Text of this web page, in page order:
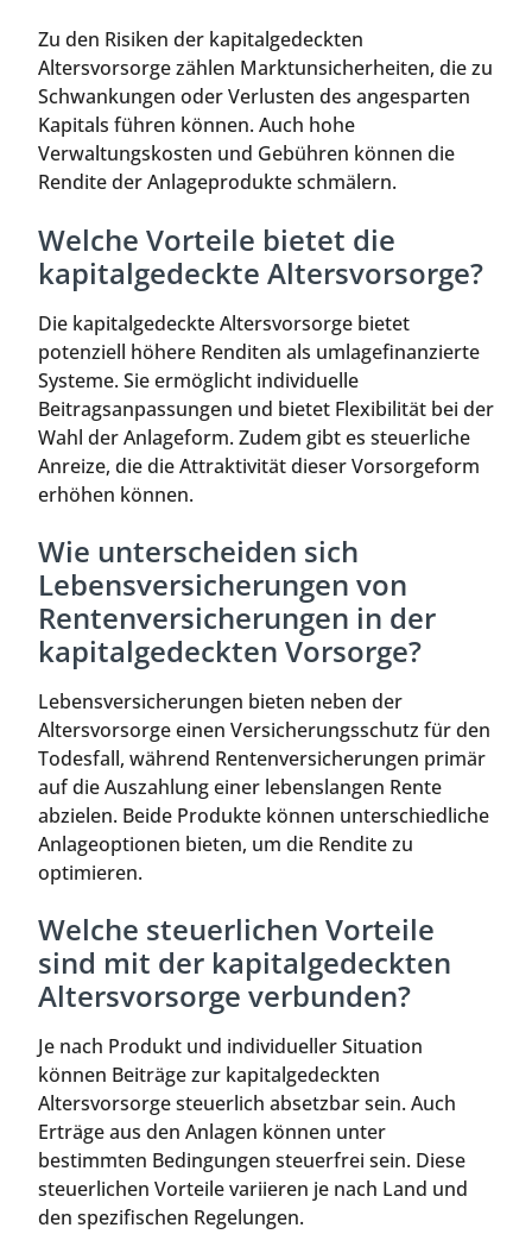
Zu den Risiken der kapitalgedeckten
Altersvorsorge zählen Marktunsicherheiten, die zu
Schwankungen oder Verlusten des angesparten
Kapitals führen können. Auch hohe
Verwaltungskosten und Gebühren können die
Rendite der Anlageprodukte schmälern.
Welche Vorteile bietet die
kapitalgedeckte Altersvorsorge?
Die kapitalgedeckte Altersvorsorge bietet
potenziell höhere Renditen als umlagefinanzierte
Systeme. Sie ermöglicht individuelle
Beitragsanpassungen und bietet Flexibilität bei der
Wahl der Anlageform. Zudem gibt es steuerliche
Anreize, die die Attraktivität dieser Vorsorgeform
erhöhen können.
Wie unterscheiden sich
Lebensversicherungen von
Rentenversicherungen in der
kapitalgedeckten Vorsorge?
Lebensversicherungen bieten neben der
Altersvorsorge einen Versicherungsschutz für den
Todesfall, während Rentenversicherungen primär
auf die Auszahlung einer lebenslangen Rente
abzielen. Beide Produkte können unterschiedliche
Anlageoptionen bieten, um die Rendite zu
optimieren.
Welche steuerlichen Vorteile
sind mit der kapitalgedeckten
Altersvorsorge verbunden?
Je nach Produkt und individueller Situation
können Beiträge zur kapitalgedeckten
Altersvorsorge steuerlich absetzbar sein. Auch
Erträge aus den Anlagen können unter
bestimmten Bedingungen steuerfrei sein. Diese
steuerlichen Vorteile variieren je nach Land und
den spezifischen Regelungen.